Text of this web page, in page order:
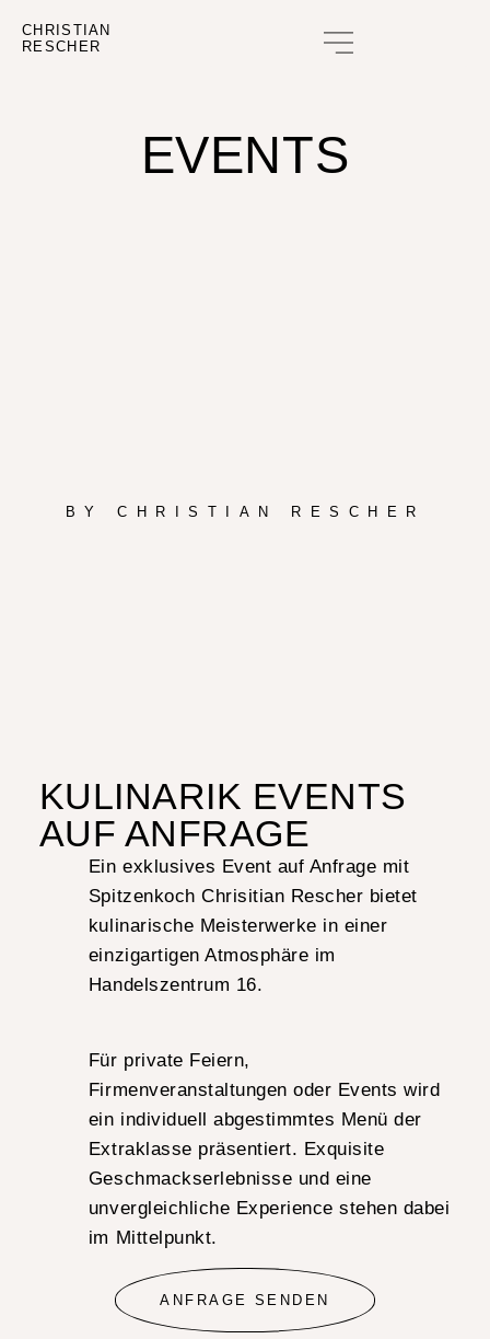
CHRISTIAN
RESCHER
EVENTS
BY CHRISTIAN RESCHER
KULINARIK EVENTS
AUF ANFRAGE
Ein exklusives Event auf Anfrage mit
Spitzenkoch Chrisitian Rescher bietet
kulinarische Meisterwerke in einer
einzigartigen Atmosphäre im
Handelszentrum 16.
Für private Feiern,
Firmenveranstaltungen oder Events wird
ein individuell abgestimmtes Menü der
Extraklasse präsentiert. Exquisite
Geschmackserlebnisse und eine
unvergleichliche Experience stehen dabei
im Mittelpunkt.
ANFRAGE SENDEN